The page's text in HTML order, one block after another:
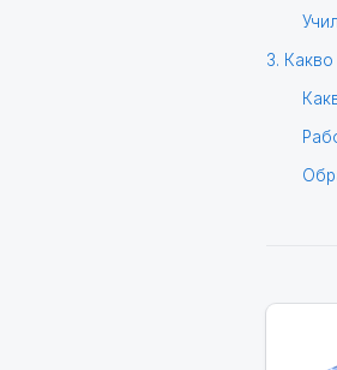
3.